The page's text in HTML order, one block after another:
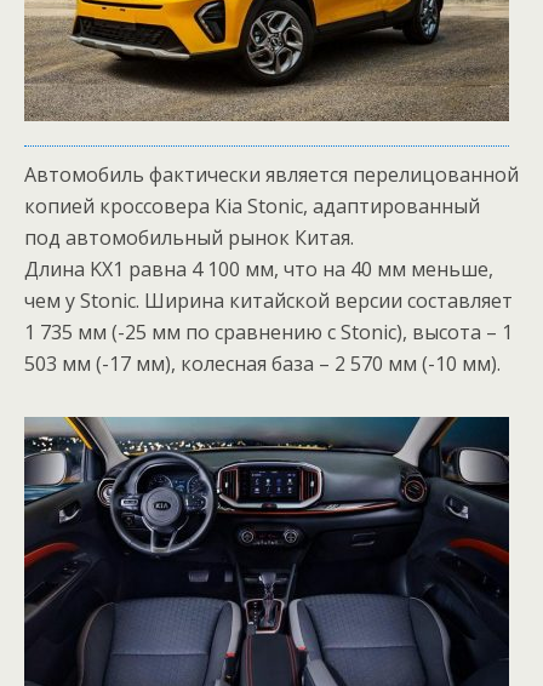
Автомобиль фактически является перелицованной
копией кроссовера Kia Stonic, адаптированный
под автомобильный рынок Китая.
Длина KX1 равна 4 100 мм, что на 40 мм меньше,
чем у Stonic. Ширина китайской версии составляет
1 735 мм (-25 мм по сравнению с Stonic), высота – 1
503 мм (-17 мм), колесная база – 2 570 мм (-10 мм).